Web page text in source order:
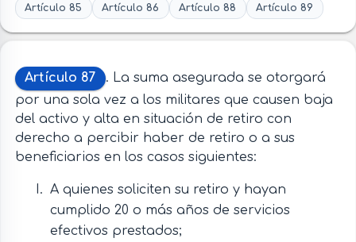
Artículo 85 Artículo 86 Artículo 88 Artículo 89
Artículo 87
. La suma asegurada se otorgará
por una sola vez a los militares que causen baja
del activo y alta en situación de retiro con
derecho a percibir haber de retiro o a sus
beneficiarios en los casos siguientes:
A quienes soliciten su retiro y hayan
cumplido 20 o más años de servicios
efectivos prestados;